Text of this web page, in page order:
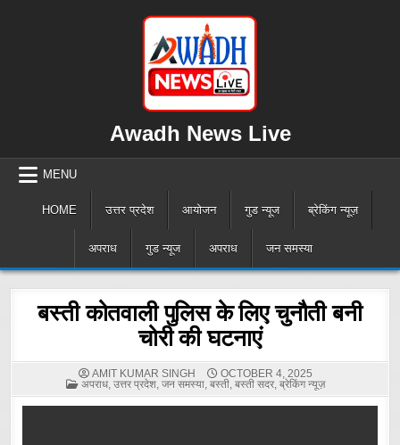
Awadh News Live
MENU
HOME उत्तर प्रदेश आयोजन गुड न्यूज ब्रेकिंग न्यूज़
अपराध गुड न्यूज अपराध जन समस्या
बस्ती कोतवाली पुलिस के लिए चुनौती बनी
चोरी की घटनाएं
AMIT KUMAR SINGH OCTOBER 4, 2025
POSTED
IN
अपराध, उत्तर प्रदेश, जन समस्या, बस्ती, बस्ती सदर, ब्रेकिंग न्यूज़